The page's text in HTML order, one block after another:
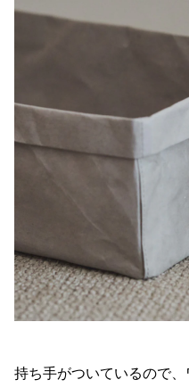
持ち手がついているので